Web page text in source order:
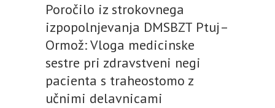
Poročilo iz strokovnega
izpopolnjevanja DMSBZT Ptuj–
Ormož: Vloga medicinske
sestre pri zdravstveni negi
pacienta s traheostomo z
učnimi delavnicami